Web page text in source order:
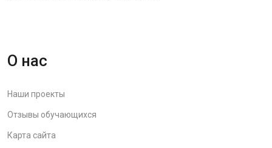
О нас
Наши проекты
Отзывы обучающихся
Карта сайта